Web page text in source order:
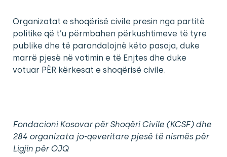
Organizatat e shoqërisë civile presin nga partitë
politike që t’u përmbahen përkushtimeve të tyre
publike dhe të parandalojnë këto pasoja, duke
marrë pjesë në votimin e të Enjtes dhe duke
votuar PËR kërkesat e shoqërisë civile.
Fondacioni Kosovar për Shoqëri Civile (KCSF) dhe
284 organizata jo-qeveritare pjesë të nismës për
Ligjin për OJQ